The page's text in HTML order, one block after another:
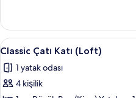
hakkında
daha
fazla
Classic
Çatı
Katı
(Loft)
15
Classic Çatı Katı (Loft)
1 yatak odası
4 kişilik